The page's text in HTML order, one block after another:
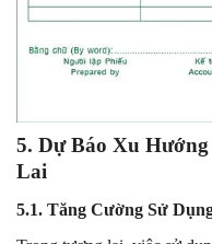
5. Dự Báo Xu
Lai
5.1. Tăng Cường Sử